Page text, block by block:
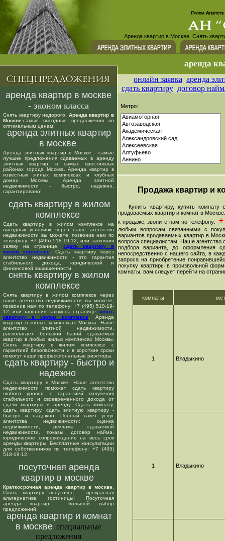
Аренда квартир в Москве. Снять
аренда
аренда квартир в москве
- эконом класса
Снять квартиру недорого. Аренда квартир в
Москве-самые выгодные предложения по
оптимальным ценам!
аренда элитных квартир
в москве
Аренда элитных квартир в Москве - самые
лучшие предложения сдаваемых в аренду
элитных квартир, в самых престижных
районах города Москва. Аренда квартир в
известных жилых комплексах и клубных
домах Москвы. Аренда элитной
недвижимости - быстро, надежно,
гарантировано!
сдать квартиру в жилом
комплексе
Сдать квартиру в жилом комплексе на
выгодных условиях через наше агентство
недвижимости вы можете, позвонив нам по
телефону: +7 (495) 518-19-12, или заполнив
заявку на странице:сдать квартиру в
жилом комплексе . Сдать квартиру через
агентство недвижимости - это гарантия
стабильного дохода, юридической и
финансовой защищенности.
снять квартиру в жилом
комплексе
Снять квартиру в жилом комплексе через
наше агентство недвижимости вы можете,
позвонив нам по телефону: +7 (495) 518-19-
12, или заполнив заявку на странице: снять
квартиру в жилом комплексе . Аренда
квартир в жилых комплексах Москвы. Наше
агентство элитной недвижимости,
располагает большой базой сдаваемых
квартир в любых жилых комплексах Москвы.
Снять квартиру в жилом комплексе с
гарантией безопасности и в короткие сроки
помогут наши профессиональные риэлторы.
сдать квартиру - быстро и
надежно
Сдать квартиру в Москве. Наше агентство
недвижимости поможет сдать квартиру
любого уровня, с гарантией получения
стабильного и своевременного дохода от
сдачи квартиры в аренду. Сдать комнату,
сдать квартиру, сдать элитную квартиру -
быстро и надежно. Полный пакет услуг
агентства недвижимости: оценка
недвижимости, реклама сдаваемой
недвижимости, показы, договор найма,
юридическое сопровождение на весь срок
аренды квартиры. Бесплатные консультации
для собственников по телефону: +7 (495)
518-19-12.
посуточная аренда
квартир в москве
Краткосрочная аренда квартир в москве
Снять квартиру посуточно - прекрасная
альтернатива гостиницы! Посуточная
аренда квартир - большой выбор
предложений.
аренда квартир и комнат
в москве специальные
предложения
онлайн заявка аренда
сдать квартиру договор
Метро:
Продажа квартир и
Купить квартиру, купить комнату
продоваемых квартир и комнат в
к продаже, звоните нам по телефону:
любым вопросам связанными с
вариантов продаваемых квартир в
вопроса специалистам. Наше агентство
подбора варианта, до оформления
непосредственно с нашего сайта, в
запроса на приобретение
покупку квартиры в произвольной
комнаты, вам следует перейти на
комнаты
1 Владыкино
1 Владыкино